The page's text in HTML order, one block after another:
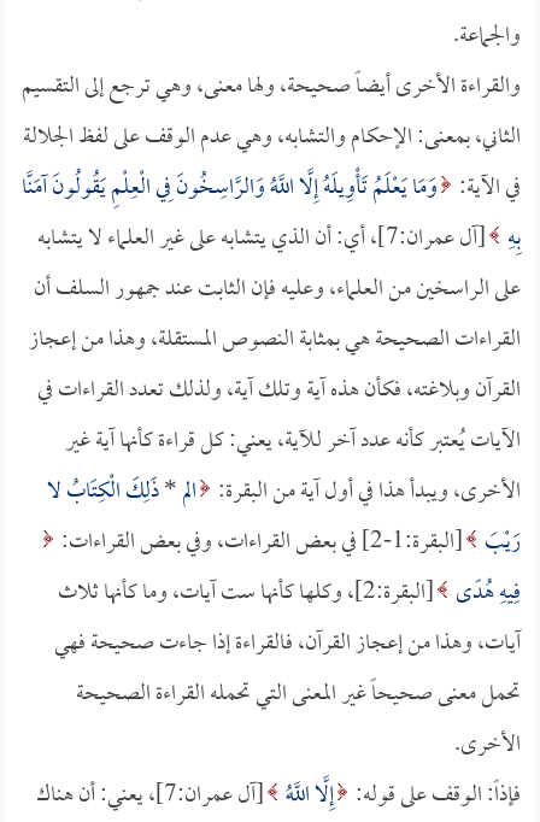
والجماعة.
والقراءة الأخرى أيضاً صحيحة، ولها معنى، وهي ترجع إلى التقسيم
الثاني، بمعنى: الإحكام والتشابه، وهي عدم الوقف على لفظ الجلالة
في الآية: وَمَا يَعْلَمُ تَأْوِيلَهُ إِلَّا اللَّهُ وَالرَّاسِخُونَ فِي الْعِلْمِ يَقُولُونَ آمَنَّا
بِهِ
[آل عمران:7]، أي: أن الذي يتشابه على غير العلماء لا يتشابه
على الراسخين من العلماء، وعليه فإن الثابت عند جمهور السلف أن
القراءات الصحيحة هي بمثابة النصوص المستقلة، وهذا من إعجاز
القرآن وبلاغته، فكأن هذه آية وتلك آية، ولذلك تعدد القراءات في
الآيات يُعتبر كأنه عدد آخر للآية، يعني: كل قراءة كأنها آية غير
الأخرى، ويبدأ هذا في أول آية من البقرة: الم*ذَلِكَ الْكِتَابُ لا
رَيْبَ [البقرة:1-2] في بعض القراءات، وفي بعض القراءات:
فِيهِ هُدًى
[البقرة:2]، وكلها كأنها ست آيات، وما كأنها ثلاث
آيات، وهذا من إعجاز القرآن، فالقراءة إذا جاءت صحيحة فهي
تحمل معنى صحيحاً غير المعنى التي تحمله القراءة الصحيحة
الأخرى.
فإذاً: الوقف على قوله: إِلَّا اللَّهُ
[آل عمران:7]، يعني: أن هناك